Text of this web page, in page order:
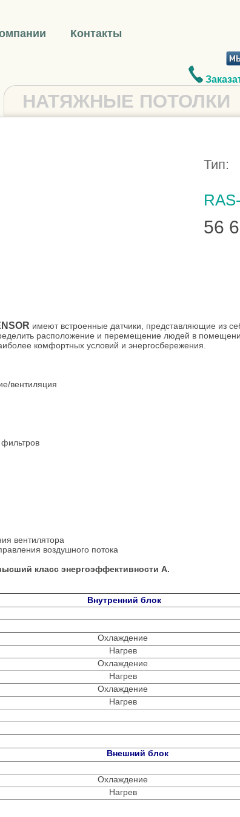
Контакты
НАТЯЖНЫЕ ПОТОЛКИ
Тип:
56
имеют встроенные датчики, представляющие из
расположение и перемещение людей в
комфортных условий и энергосбережения.
вентиляция
фильтров
вентилятора
воздушного потока
класс энергоэффективности А.
Внутренний блок
Охлаждение
Нагрев
Охлаждение
Нагрев
Охлаждение
Нагрев
Внешний блок
Охлаждение
Нагрев